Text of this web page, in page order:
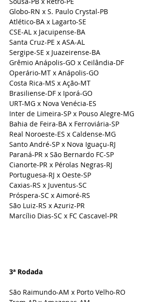
Globo-RN x S. Paulo Crystal-PB
Atlético-BA x Lagarto-SE
CSE-AL x Jacuipense-BA
Santa Cruz-PE x ASA-AL
Sergipe-SE x Juazeirense-BA
Grêmio Anápolis-GO x Ceilândia-DF
Operário-MT x Anápolis-GO
Costa Rica-MS x Ação-MT
Brasiliense-DF x Iporá-GO
URT-MG x Nova Venécia-ES
Inter de Limeira-SP x Pouso Alegre-MG
Bahia de Feira-BA x Ferroviária-SP
Real Noroeste-ES x Caldense-MG
Santo André-SP x Nova Iguaçu-RJ
Paraná-PR x São Bernardo FC-SP
Cianorte-PR x Pérolas Negras-RJ
Portuguesa-RJ x Oeste-SP
Caxias-RS x Juventus-SC
Próspera-SC x Aimoré-RS
São Luiz-RS x Azuriz-PR
Marcílio Dias-SC x FC Cascavel-PR
3ª Rodada
São Raimundo-AM x Porto Velho-RO